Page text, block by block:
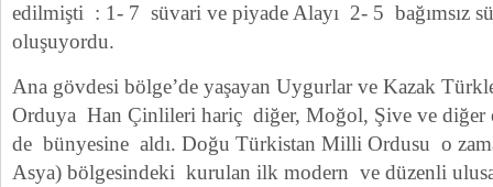
edilmişti : 1- 7 süvari ve piyade Alayı 2- 5 bağımsız
oluşuyordu.
Ana gövdesi bölge’de yaşayan Uygurlar ve Kazak
Orduya Han Çinlileri hariç diğer, Moğol, Şive ve diğer
de bünyesine aldı. Doğu Türkistan Milli Ordusu o
Asya) bölgesindeki kurulan ilk modern ve düzenli